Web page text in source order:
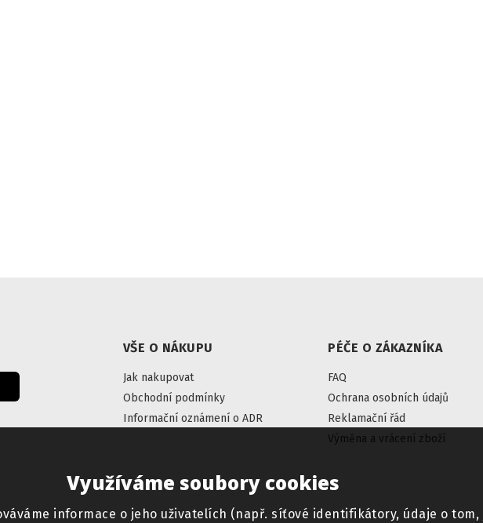
Využíváme soubory cookies
informace o jeho uživatelích (např. síťové identifikátory, údaje o
VŠE O NÁKUPU
Jak nakupovat
Obchodní podmínky
Informační oznámení o ADR
PÉČE O ZÁKAZNÍKA
FAQ
Ochrana osobních údajů
Reklamační řád
Výměna a vrácení zboží